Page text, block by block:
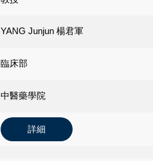
YANG Junjun 楊君軍
臨床部
中醫藥學院
詳細